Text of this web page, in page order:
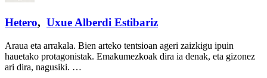
Hetero, Uxue Alberdi Estibariz
Araua eta arrakala. Bien arteko tentsioan ageri zaizkigu ipuin
hauetako protagonistak. Emakumezkoak dira ia denak, eta gizonez
ari dira, nagusiki. …